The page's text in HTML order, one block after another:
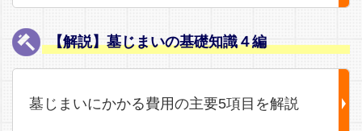
【解説】墓じまいの基礎知識４編
墓じまいにかかる費用の主要5項目を解説